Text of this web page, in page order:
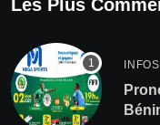
Les Plus
INFOS